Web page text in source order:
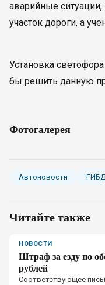
аварийные
участок дороги, а
Установка
бы решить данную
Фотогалерея
Автоновости
Читайте также
НОВОСТИ
Штраф за езду по
рублей
Соответствующее